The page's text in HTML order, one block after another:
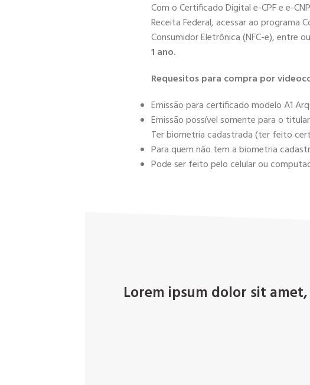
Com o Certificado Digital e-CPF e e-
Receita Federal, acessar ao programa
Consumidor Eletrônica (NFC-e), entre
1 ano.
Requesitos para compra por
Emissão para certificado modelo A1
Emissão possível somente para o titular
Ter biometria cadastrada (ter feito
Para quem não tem a biometria
Pode ser feito pelo celular ou
Lorem ipsum dolor sit